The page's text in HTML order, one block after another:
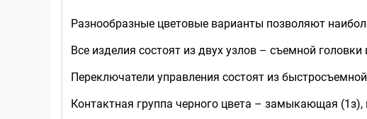
Разнообразные цветовые варианты позволяют
Все изделия состоят из двух узлов – съемной
Переключатели управления состоят из
Контактная группа черного цвета – замыкающая